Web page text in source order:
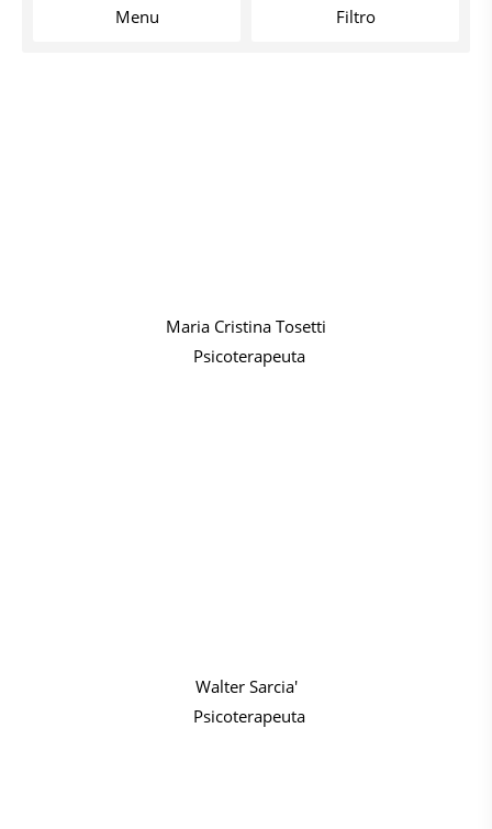
Menu Filtro
Maria Cristina Tosetti
Psicoterapeuta
Walter Sarcia'
Psicoterapeuta